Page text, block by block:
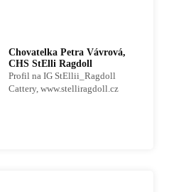
Chovatelka Petra Vávrová,
CHS StElli Ragdoll
Profil na IG StEllii_Ragdoll
Cattery, www.stelliragdoll.cz